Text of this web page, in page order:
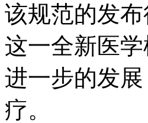
该规范的发
这一全新医
进一步的发
疗。